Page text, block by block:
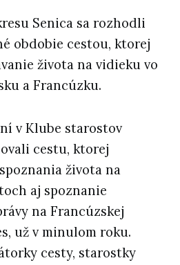
Senica sa rozhodli
obdobie cestou, ktorej
života na vidieku vo
a Francúzku.
v Klube starostov
cestu, ktorej
života na
aj spoznanie
na Francúzskej
už v minulom roku.
cesty, starostky